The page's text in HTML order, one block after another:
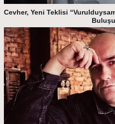
Cevher, Yeni Teklisi